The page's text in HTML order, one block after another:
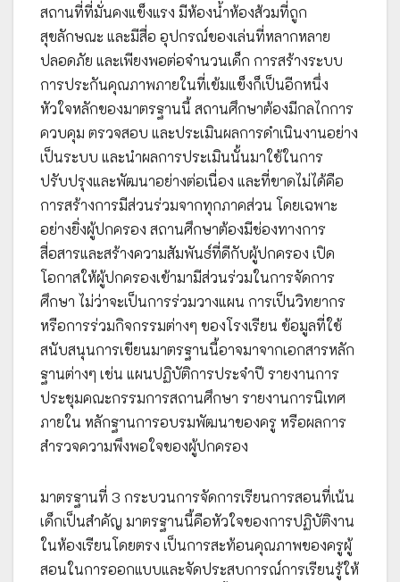
สถานที่ที่มั่นคงแข็งแรง มีห้องน้ำห้องส้วมที่ถูก
สุขลักษณะ และมีสื่อ อุปกรณ์ของเล่นที่หลากหลาย
ปลอดภัย และเพียงพอต่อจำนวนเด็ก การสร้างระบบ
การประกันคุณภาพภายในที่เข้มแข็งก็เป็นอีกหนึ่ง
หัวใจหลักของมาตรฐานนี้ สถานศึกษาต้องมีกลไกการ
ควบคุม ตรวจสอบ และประเมินผลการดำเนินงานอย่าง
เป็นระบบ และนำผลการประเมินนั้นมาใช้ในการ
ปรับปรุงและพัฒนาอย่างต่อเนื่อง และที่ขาดไม่ได้คือ
การสร้างการมีส่วนร่วมจากทุกภาคส่วน โดยเฉพาะ
อย่างยิ่งผู้ปกครอง สถานศึกษาต้องมีช่องทางการ
สื่อสารและสร้างความสัมพันธ์ที่ดีกับผู้ปกครอง เปิด
โอกาสให้ผู้ปกครองเข้ามามีส่วนร่วมในการจัดการ
ศึกษา ไม่ว่าจะเป็นการร่วมวางแผน การเป็นวิทยากร
หรือการร่วมกิจกรรมต่างๆ ของโรงเรียน ข้อมูลที่ใช้
สนับสนุนการเขียนมาตรฐานนี้อาจมาจากเอกสารหลัก
ฐานต่างๆ เช่น แผนปฏิบัติการประจำปี รายงานการ
ประชุมคณะกรรมการสถานศึกษา รายงานการนิเทศ
ภายใน หลักฐานการอบรมพัฒนาของครู หรือผลการ
สำรวจความพึงพอใจของผู้ปกครอง
มาตรฐานที่ 3 กระบวนการจัดการเรียนการสอนที่เน้น
เด็กเป็นสำคัญ มาตรฐานนี้คือหัวใจของการปฏิบัติงาน
ในห้องเรียนโดยตรง เป็นการสะท้อนคุณภาพของครูผู้
สอนในการออกแบบและจัดประสบการณ์การเรียนรู้ให้